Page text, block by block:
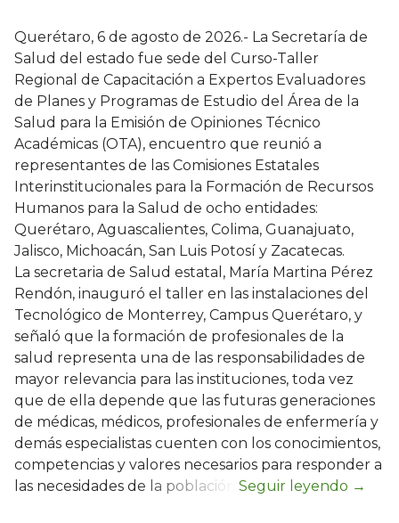
Querétaro, 6 de agosto de 2026.- La Secretaría de
Salud del estado fue sede del Curso-Taller
Regional de Capacitación a Expertos Evaluadores
de Planes y Programas de Estudio del Área de la
Salud para la Emisión de Opiniones Técnico
Académicas (OTA), encuentro que reunió a
representantes de las Comisiones Estatales
Interinstitucionales para la Formación de Recursos
Humanos para la Salud de ocho entidades:
Querétaro, Aguascalientes, Colima, Guanajuato,
Jalisco, Michoacán, San Luis Potosí y Zacatecas.
La secretaria de Salud estatal, María Martina Pérez
Rendón, inauguró el taller en las instalaciones del
Tecnológico de Monterrey, Campus Querétaro, y
señaló que la formación de profesionales de la
salud representa una de las responsabilidades de
mayor relevancia para las instituciones, toda vez
que de ella depende que las futuras generaciones
de médicas, médicos, profesionales de enfermería y
demás especialistas cuenten con los conocimientos,
competencias y valores necesarios para responder a
las necesidades de la población.